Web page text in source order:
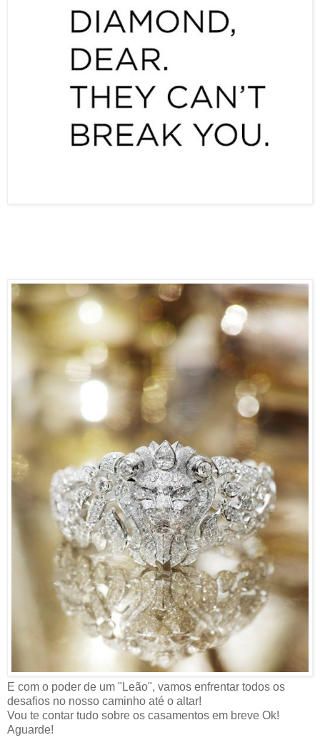
E com o poder de um "Leão", vamos enfrentar todos os
desafios no nosso caminho até o altar!
Vou te contar tudo sobre os casamentos em breve Ok!
Aguarde!